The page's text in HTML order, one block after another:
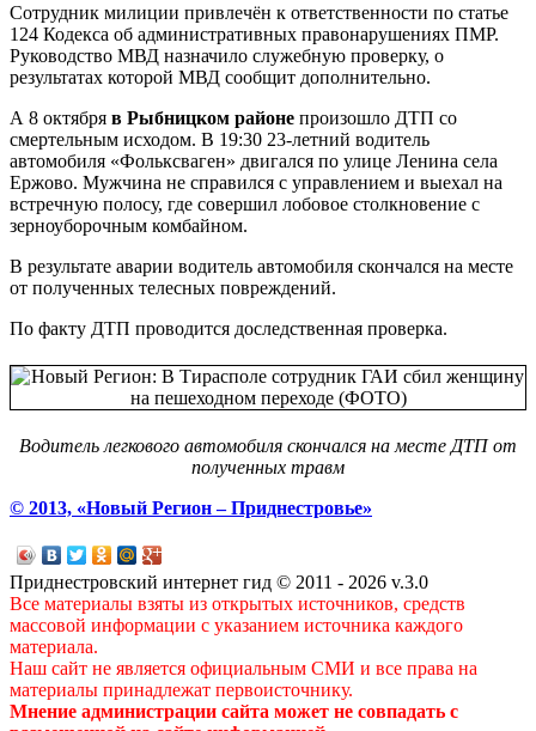
Сотрудник милиции привлечён к ответственности по статье
124 Кодекса об административных правонарушениях ПМР.
Руководство МВД назначило служебную проверку, о
результатах которой МВД сообщит дополнительно.
А 8 октября в Рыбницком районе произошло ДТП со
смертельным исходом. В 19:30 23-летний водитель
автомобиля «Фольксваген» двигался по улице Ленина села
Ержово. Мужчина не справился с управлением и выехал на
встречную полосу, где совершил лобовое столкновение с
зерноуборочным комбайном.
В результате аварии водитель автомобиля скончался на месте
от полученных телесных повреждений.
По факту ДТП проводится доследственная проверка.
Водитель легкового автомобиля скончался на месте ДТП от
полученных травм
© 2013, «Новый Регион – Приднестровье»
Приднестровский интернет гид © 2011 - 2026 v.3.0
Все материалы взяты из открытых источников, средств
массовой информации с указанием источника каждого
материала.
Наш сайт не является официальным СМИ и все права на
материалы принадлежат первоисточнику.
Мнение администрации сайта может не совпадать с